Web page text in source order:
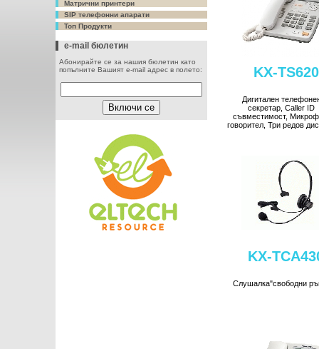
Матрични принтери
SIP телефонни апарати
Топ Продукти
e-mail бюлетин
Абонирайте се за нашия бюлетин като
попълните Вашият e-mail адрес в полето:
KX-TS620
Дигитален
секретар, Caller ID
съвместимост,
говорител, Три редов
KX-
Слушалка"свободни